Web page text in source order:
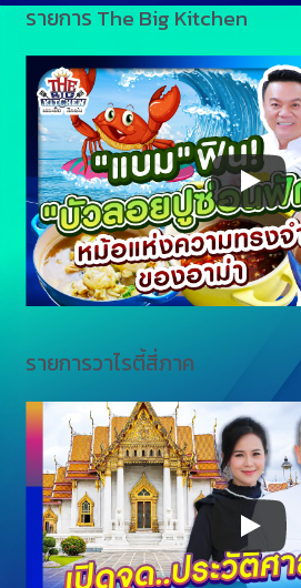
รายการ The Big Kitchen
รายการวาไรตี้สี่ภาค